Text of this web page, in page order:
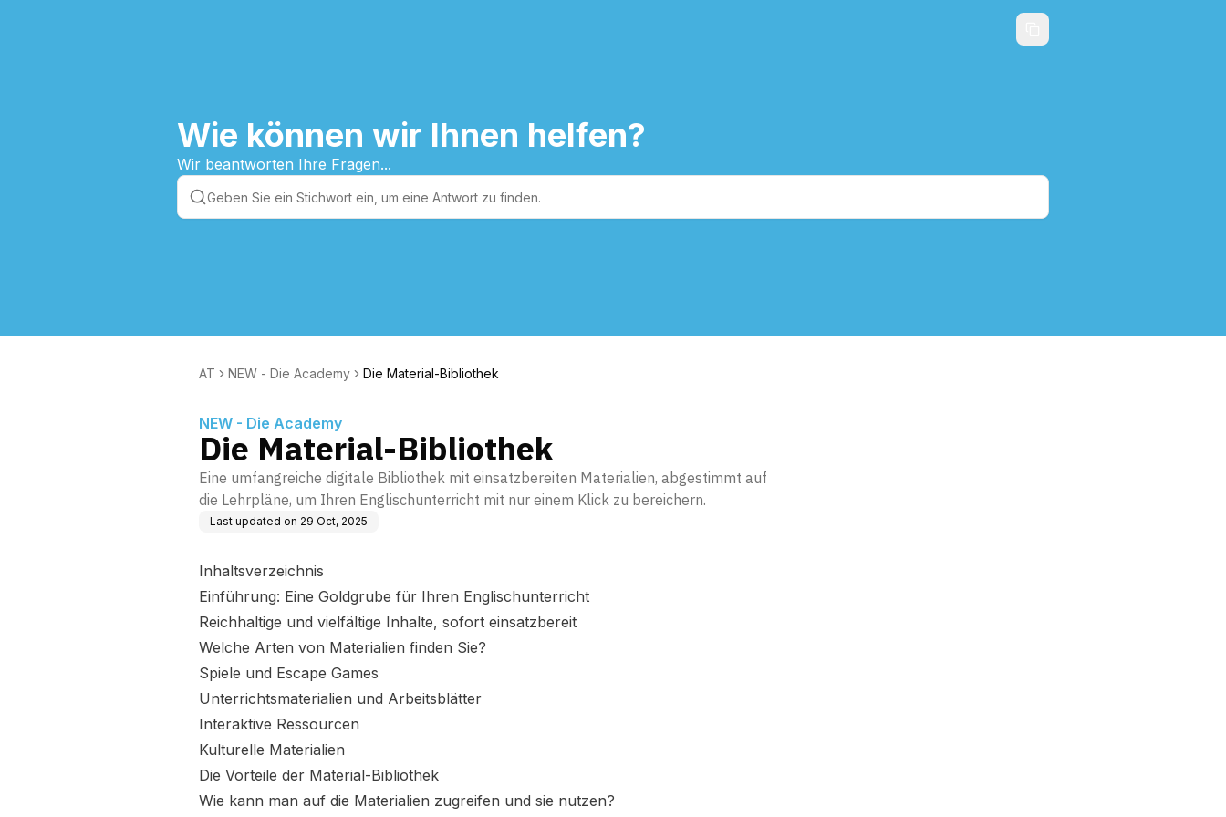
Wie können wir Ihnen helfen?
Wir beantworten Ihre Fragen...
AT NEW - Die Academy Die Material-Bibliothek
NEW - Die Academy
Die Material-Bibliothek
Eine umfangreiche digitale Bibliothek mit einsatzbereiten Materialien, abgestimmt auf
die Lehrpläne, um Ihren Englischunterricht mit nur einem Klick zu bereichern.
Last updated on 29 Oct, 2025
Inhaltsverzeichnis
Einführung: Eine Goldgrube für Ihren Englischunterricht
Reichhaltige und vielfältige Inhalte, sofort einsatzbereit
Welche Arten von Materialien finden Sie?
Spiele und Escape Games
Unterrichtsmaterialien und Arbeitsblätter
Interaktive Ressourcen
Kulturelle Materialien
Die Vorteile der Material-Bibliothek
Wie kann man auf die Materialien zugreifen und sie nutzen?